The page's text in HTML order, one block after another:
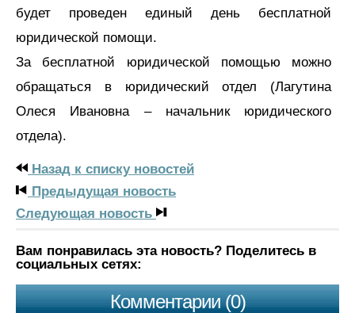
будет проведен единый день бесплатной
юридической помощи.
За бесплатной юридической помощью можно
обращаться в юридический отдел (Лагутина
Олеся Ивановна – начальник юридического
отдела).
Назад к списку новостей
Предыдущая новость
Следующая новость
Вам понравилась эта новость? Поделитесь в
социальных сетях:
Комментарии (0)